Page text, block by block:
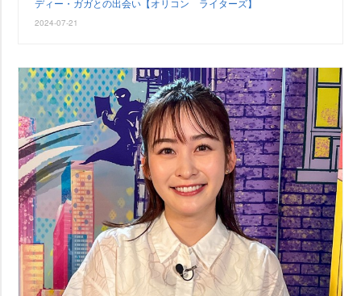
ディー・ガガとの出会い【オリコン ライターズ】
2024-07-21